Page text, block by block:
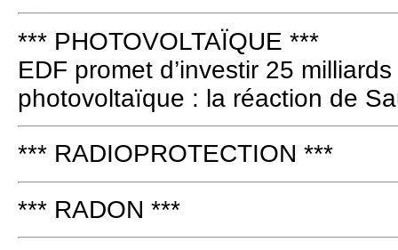
*** PHOTOVOLTAÏQUE ***
EDF promet d’investir 25
photovoltaïque : la réaction de
*** RADIOPROTECTION ***
*** RADON ***